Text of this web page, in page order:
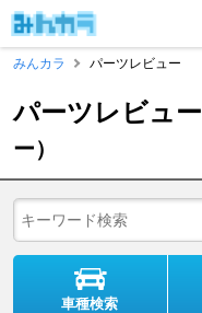
みんカラ
パーツレビュー
パーツレビュー
ー）
車種検索